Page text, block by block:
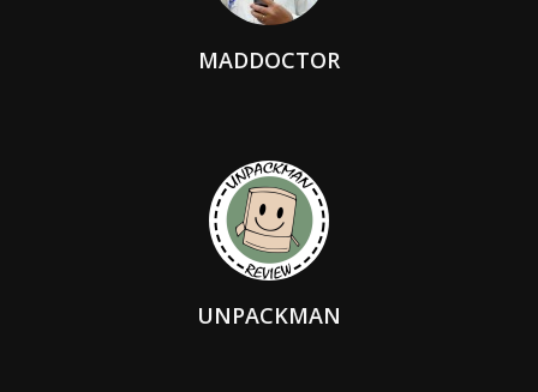
MADDOCTOR
UNPACKMAN